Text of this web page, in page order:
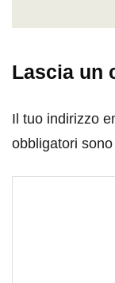
Lascia un
Il tuo indirizzo
obbligatori